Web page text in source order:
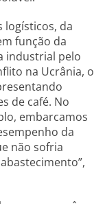
logísticos, da
função da
industrial pelo
na Ucrânia, o
de café. No
embarcamos
da
não sofria